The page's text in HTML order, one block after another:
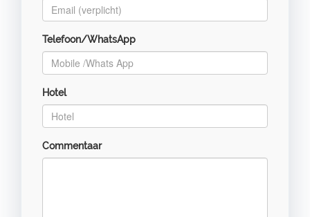
Telefoon/WhatsApp
Hotel
Commentaar